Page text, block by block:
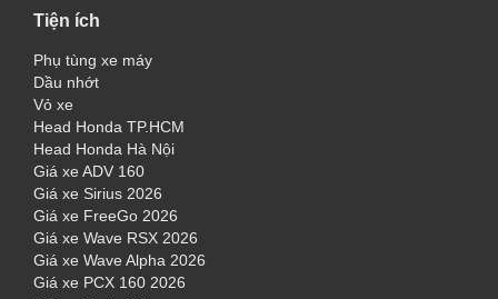
Tiện ích
Phụ tùng xe máy
Dầu nhớt
Vỏ xe
Head Honda TP.HCM
Head Honda Hà Nội
Giá xe ADV 160
Giá xe Sirius 2026
Giá xe FreeGo 2026
Giá xe Wave RSX 2026
Giá xe Wave Alpha 2026
Giá xe PCX 160 2026